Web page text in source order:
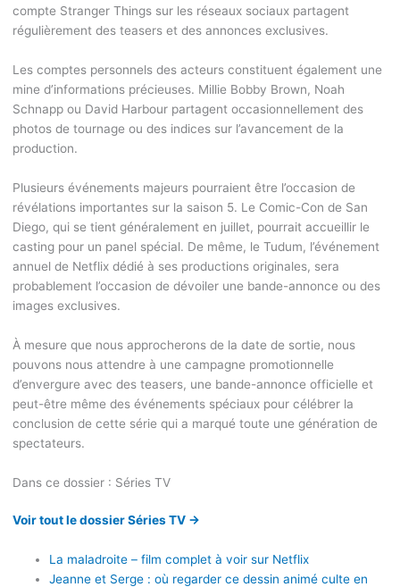
compte Stranger Things sur les réseaux sociaux partagent
régulièrement des teasers et des annonces exclusives.
Les comptes personnels des acteurs constituent également une
mine d’informations précieuses. Millie Bobby Brown, Noah
Schnapp ou David Harbour partagent occasionnellement des
photos de tournage ou des indices sur l’avancement de la
production.
Plusieurs événements majeurs pourraient être l’occasion de
révélations importantes sur la saison 5. Le Comic-Con de San
Diego, qui se tient généralement en juillet, pourrait accueillir le
casting pour un panel spécial. De même, le Tudum, l’événement
annuel de Netflix dédié à ses productions originales, sera
probablement l’occasion de dévoiler une bande-annonce ou des
images exclusives.
À mesure que nous approcherons de la date de sortie, nous
pouvons nous attendre à une campagne promotionnelle
d’envergure avec des teasers, une bande-annonce officielle et
peut-être même des événements spéciaux pour célébrer la
conclusion de cette série qui a marqué toute une génération de
spectateurs.
Dans ce dossier : Séries TV
Voir tout le dossier Séries TV →
La maladroite – film complet à voir sur Netflix
Jeanne et Serge : où regarder ce dessin animé culte en